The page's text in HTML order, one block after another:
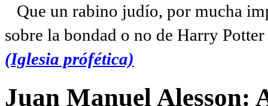
Que un rabino judío, por mucha
sobre la bondad o no de Harry
(Iglesia prófética)
Juan Manuel Alesson: